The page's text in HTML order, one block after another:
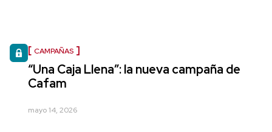
CAMPAÑAS
“Una Caja Llena”: la nueva campaña de
Cafam
mayo 14, 2026